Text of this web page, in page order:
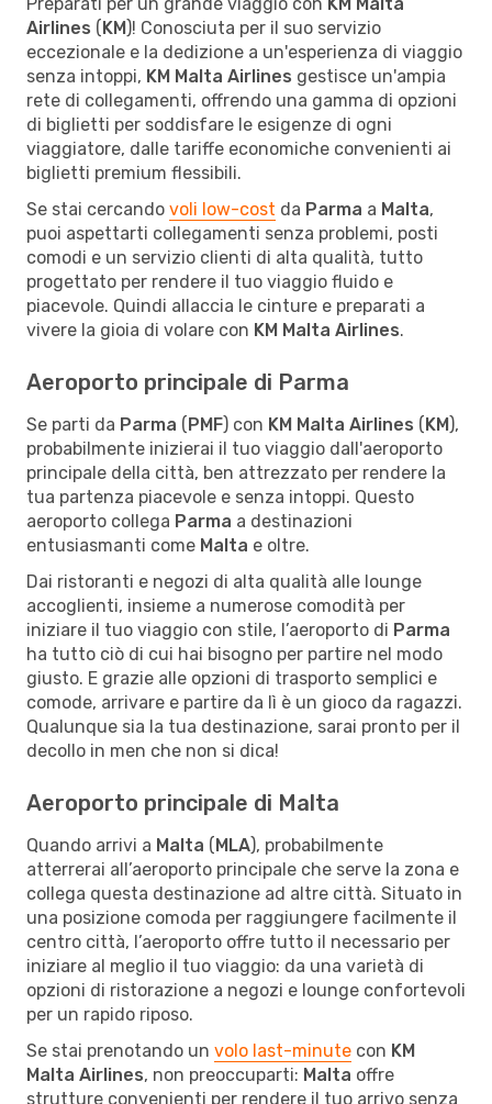
Airlines (KM)! Conosciuta per il suo servizio
eccezionale e la dedizione a un'esperienza di viaggio
senza intoppi, KM Malta Airlines gestisce un'ampia
rete di collegamenti, offrendo una gamma di opzioni
di biglietti per soddisfare le esigenze di ogni
viaggiatore, dalle tariffe economiche convenienti ai
biglietti premium flessibili.
Se stai cercando voli low-cost da Parma a Malta,
puoi aspettarti collegamenti senza problemi, posti
comodi e un servizio clienti di alta qualità, tutto
progettato per rendere il tuo viaggio fluido e
piacevole. Quindi allaccia le cinture e preparati a
vivere la gioia di volare con KM Malta Airlines.
Aeroporto principale di Parma
Se parti da Parma (PMF) con KM Malta Airlines (KM),
probabilmente inizierai il tuo viaggio dall'aeroporto
principale della città, ben attrezzato per rendere la
tua partenza piacevole e senza intoppi. Questo
aeroporto collega Parma a destinazioni
entusiasmanti come Malta e oltre.
Dai ristoranti e negozi di alta qualità alle lounge
accoglienti, insieme a numerose comodità per
iniziare il tuo viaggio con stile, l’aeroporto di Parma
ha tutto ciò di cui hai bisogno per partire nel modo
giusto. E grazie alle opzioni di trasporto semplici e
comode, arrivare e partire da lì è un gioco da ragazzi.
Qualunque sia la tua destinazione, sarai pronto per il
decollo in men che non si dica!
Aeroporto principale di Malta
Quando arrivi a Malta (MLA), probabilmente
atterrerai all’aeroporto principale che serve la zona e
collega questa destinazione ad altre città. Situato in
una posizione comoda per raggiungere facilmente il
centro città, l’aeroporto offre tutto il necessario per
iniziare al meglio il tuo viaggio: da una varietà di
opzioni di ristorazione a negozi e lounge confortevoli
per un rapido riposo.
Se stai prenotando un volo last-minute con KM
Malta Airlines, non preoccuparti: Malta offre
strutture convenienti per rendere il tuo arrivo senza